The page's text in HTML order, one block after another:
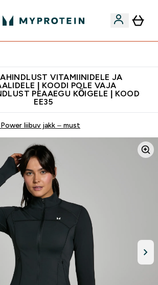
VITAMIINIDELE JA
| KOODI POLE VAJA
PEAAEGU KÕIGELE | KOOD
EE35
liibuv jakk – must